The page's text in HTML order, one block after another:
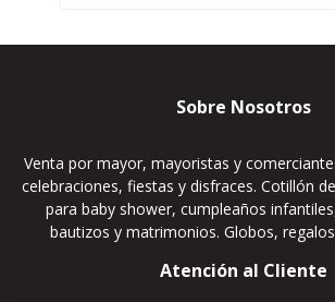
Sobre Nosotros
Venta por mayor, mayoristas y
celebraciones, fiestas y disfraces. Cotillón
para baby shower, cumpleaños
bautizos y matrimonios. Globos,
Atención al Cliente